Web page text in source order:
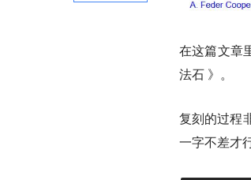
在这篇文章
法石 》。
复刻的过程
一字不差才行